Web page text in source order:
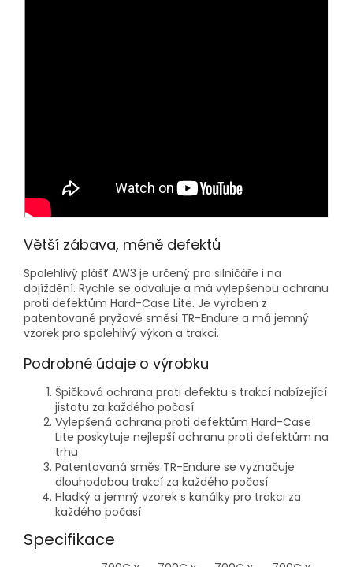
Větší zábava, méně defektů
Spolehlivý plášť AW3 je určený pro silničáře i na
dojíždění. Rychle se odvaluje a má vylepšenou ochranu
proti defektům Hard-Case Lite. Je vyroben z
patentované pryžové směsi TR-Endure a má jemný
vzorek pro spolehlivý výkon a trakci.
Podrobné údaje o výrobku
Špičková ochrana proti defektu s trakcí nabízející
jistotu za každého počasí
Vylepšená ochrana proti defektům Hard-Case
Lite poskytuje nejlepší ochranu proti defektům na
trhu
Patentovaná směs TR-Endure se vyznačuje
dlouhodobou trakcí za každého počasí
Hladký a jemný vzorek s kanálky pro trakci za
každého počasí
Specifikace